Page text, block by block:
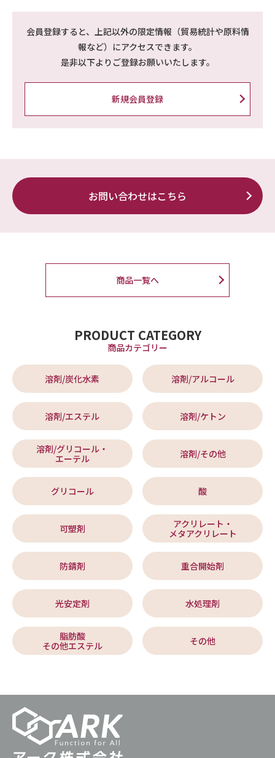
会員登録すると、上記以外の限定情報（貿易統計や原料情
報など）にアクセスできます。
是非以下よりご登録お願いいたします。
新規会員登録
お問い合わせはこちら
商品一覧へ
PRODUCT CATEGORY
商品カテゴリー
溶剤/炭化水素 溶剤/アルコール
溶剤/エステル 溶剤/ケトン
溶剤/グリコール・
エーテル
溶剤/その他
グリコール 酸
可塑剤
アクリレート・
メタアクリレート
防錆剤 重合開始剤
光安定剤 水処理剤
脂肪酸
その他エステル
その他